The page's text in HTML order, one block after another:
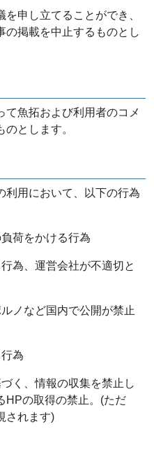
申し立てることができ、
の掲載を中止するものとし
て魚拓および利用者のコメ
とします。
利用において、以下の行為
荷をかける行為
為、運営会社が不適切と
ノなど国内で公開が禁止
為
く、情報の収集を禁止し
HPの取得の禁止。(ただ
されます)